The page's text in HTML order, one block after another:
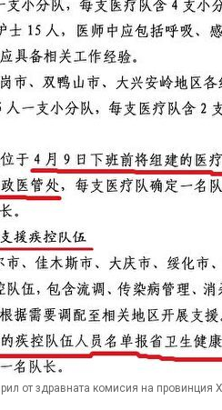
от здравната комисия на провинция